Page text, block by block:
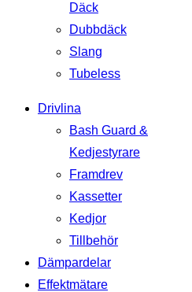
Däck
Dubbdäck
Slang
Tubeless
Drivlina
Bash Guard &
Kedjestyrare
Framdrev
Kassetter
Kedjor
Tillbehör
Dämpardelar
Effektmätare